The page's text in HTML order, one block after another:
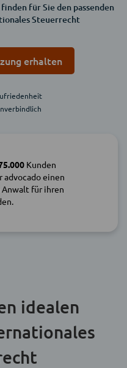
für Sie den passenden
Steuerrecht
erhalten
Kunden
advocado einen
Anwalt für ihren
idealen